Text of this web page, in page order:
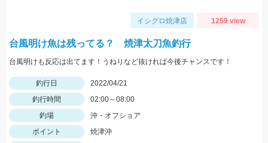
イシグロ焼津店 1259 view
台風明け魚は残ってる？ 焼津太刀魚釣行
台風明けも反応は出てます！うねりなど抜ければ今後チャンスです！
釣行日
2022/04/21
釣行時間
02:00～08:00
釣場
沖・オフショア
ポイント
焼津沖